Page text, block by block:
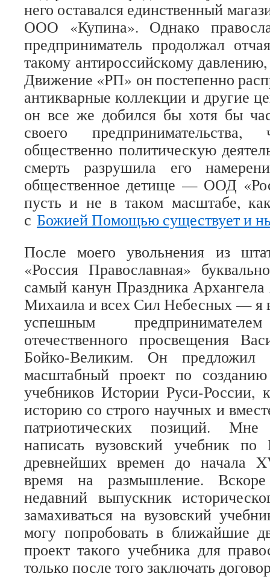
него оставался единственный
ООО «Купина». Однако
предприниматель продолжал
такому антироссийскому
Движение «РП» он постепенно
антикварные коллекции и другие
он все же добился бы хотя бы
своего
общественно политическую
смерть разрушила его
общественное детище — ООД
пусть и не в таком масштабе,
с Божией Помощью существует и
После моего увольнения из
«Россия Православная»
самый канун Праздника
Михаила и всех Сил Небесных — я
успешным
отечественного просвещения
Бойко-Великим. Он предложил
масштабный проект по созданию
учебников Истории Руси-России,
историю со строго научных и
патриотических позиций.
написать вузовский учебник
древнейших времен до начала
время на размышление.
недавний выпускник
замахиваться на вузовский
могу попробовать в ближайшие
проект такого учебника для
только после того заключать